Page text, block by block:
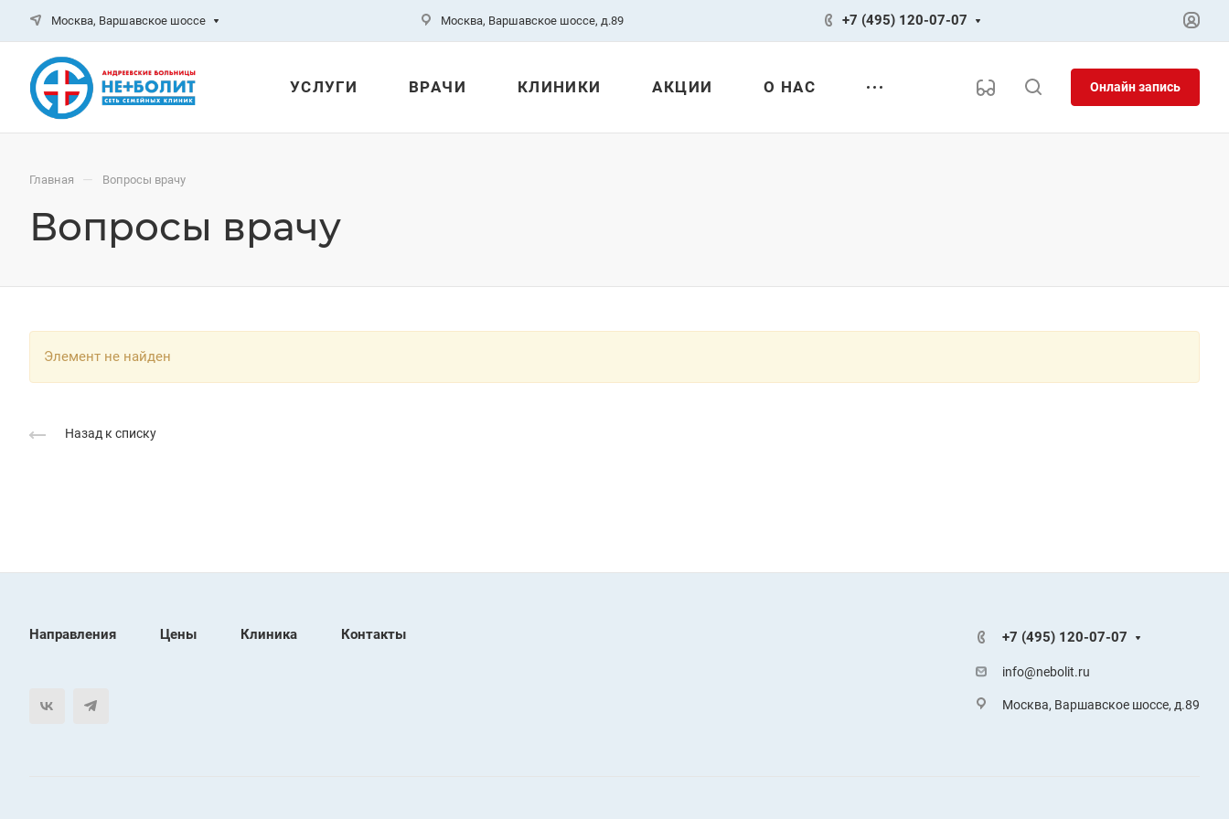
Москва, Варшавское шоссе Москва, Варшавское шоссе, д.89 +7 (495) 120-07-07
УСЛУГИ ВРАЧИ КЛИНИКИ АКЦИИ О НАС Онлайн запись
Главная — Вопросы врачу
Вопросы врачу
Элемент не найден
Назад к списку
Направления Цены Клиника Контакты +7 (495) 120-07-07
info@nebolit.ru
Москва, Варшавское шоссе, д.89